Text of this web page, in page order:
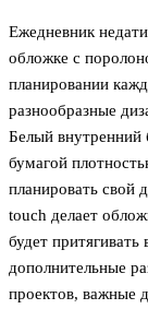
Ежедневник
обложке с
планировании
разнообразные
Белый внутренний
бумагой
планировать свой
touch делает
будет
дополнительные
проектов, важные